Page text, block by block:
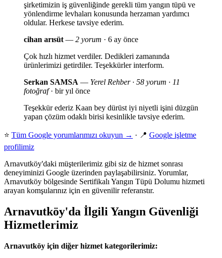
şirketimizin iş güvenliğinde gerekli tüm yangın tüpü ve
yönlendirme levhaları konusunda herzaman yardımcı
oldular. Herkese tavsiye ederim.
cihan arısüt— 2 yorum · 6 ay önce
Çok hızlı hizmet verdiler. Dedikleri zamanında
ürünlerimizi getirdiler. Teşekkürler interform.
Serkan SAMSA — Yerel Rehber · 58 yorum · 11
fotoğraf· bir yıl önce
Teşekkür ederiz Kaan bey dürüst iyi niyetli işini düzgün
yapan çözüm odaklı birisi kesinlikle tavsiye ederim.
⭐ Tüm Google yorumlarımızı okuyun → · 📍 Google işletme
profilimiz
Arnavutköy'daki müşterilerimiz gibi siz de hizmet sonrası
deneyiminizi Google üzerinden paylaşabilirsiniz. Yorumlar,
Arnavutköy bölgesinde Sertifikalı Yangın Tüpü Dolumu hizmeti
arayan komşularınız için en güvenilir referanstır.
Arnavutköy'da İlgili Yangın Güvenliği
Hizmetlerimiz
Arnavutköy için diğer hizmet kategorilerimiz: